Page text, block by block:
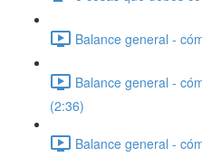
Balance general -
Balance general -
(2:36)
Balance general -